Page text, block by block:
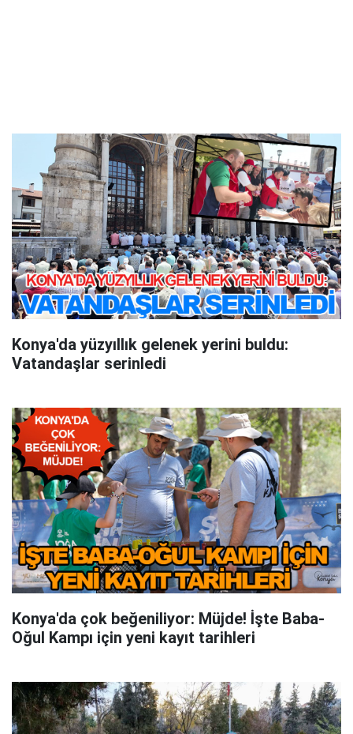
Konya'da yüzyıllık gelenek yerini buldu:
Vatandaşlar serinledi
Konya'da çok beğeniliyor: Müjde! İşte Baba-
Oğul Kampı için yeni kayıt tarihleri